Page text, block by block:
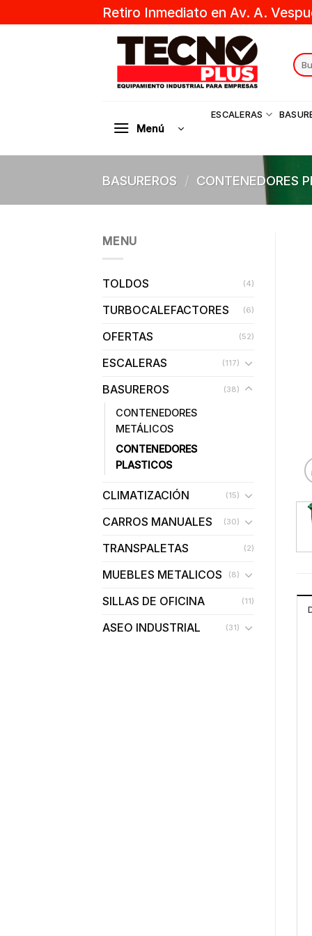
to
Retiro Inmediato en Av. A.
for:
Menú
ESCALERAS
BASUREROS / CONTENEDORES
MENU
TOLDOS (4)
TURBOCALEFACTORES (6)
OFERTAS (52)
ESCALERAS (117)
BASUREROS (38)
CONTENEDORES
METÁLICOS
CONTENEDORES
PLASTICOS
CLIMATIZACIÓN (15)
CARROS MANUALES (30)
TRANSPALETAS (2)
MUEBLES METALICOS (8)
SILLAS DE OFICINA (11)
ASEO INDUSTRIAL (31)